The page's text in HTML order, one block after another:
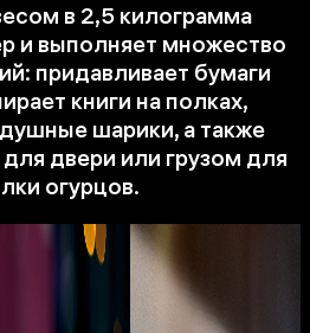
в 2,5 килограмма
и выполняет множество
придавливает бумаги
книги на полках,
шарики, а также
двери или грузом для
огурцов.